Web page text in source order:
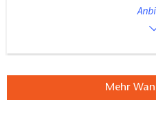
Mehr